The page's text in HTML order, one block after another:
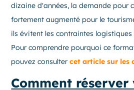
dizaine d'années, la demande pour
fortement augmenté pour le
ils évitent les contraintes
Pour comprendre pourquoi ce
pouvez consultercet article sur les
Comment réserver